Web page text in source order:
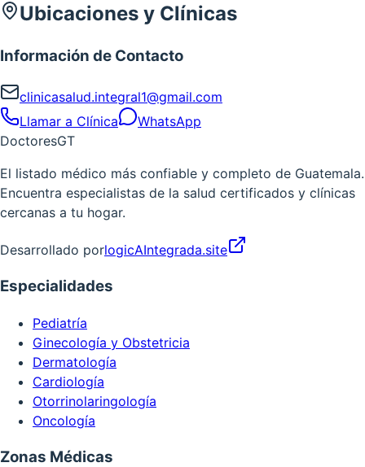
Ubicaciones y Clínicas
Información de Contacto
clinicasalud.integral1@gmail.com
Llamar a Clínica
WhatsApp
DoctoresGT
El listado médico más confiable y completo de Guatemala.
Encuentra especialistas de la salud certificados y clínicas
cercanas a tu hogar.
Desarrollado porlogicAIntegrada.site
Especialidades
Pediatría
Ginecología y Obstetricia
Dermatología
Cardiología
Otorrinolaringología
Oncología
Zonas Médicas